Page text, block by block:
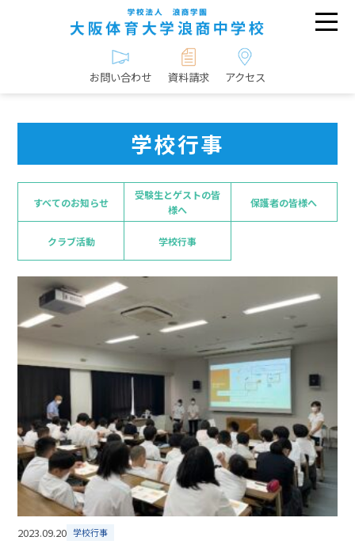
お問い合わせ 資料請求 アクセス
学校行事
すべてのお知らせ
受験生とゲストの皆
様へ
保護者の皆様へ
クラブ活動 学校行事
2023.09.20 学校行事